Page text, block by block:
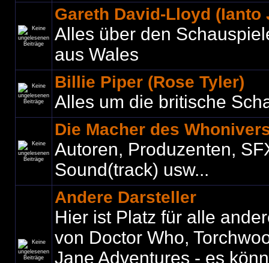
Gareth David-Lloyd (Ianto
Alles über den
aus Wales
Billie Piper (Rose Tyler)
Alles um die britische
Die Macher des
Autoren, Produzenten,
Sound(track) usw...
Andere Darsteller
Hier ist Platz für alle
von Doctor Who,
Jane Adventures - es